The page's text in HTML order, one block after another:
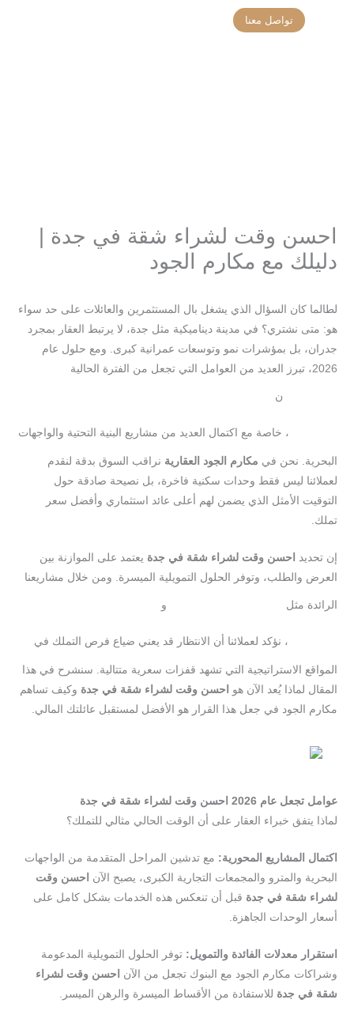
تواصل معنا
احسن وقت لشراء شقة في جدة |
دليلك مع مكارم الجود
لطالما كان السؤال الذي يشغل بال المستثمرين والعائلات على حد سواء
هو: متى نشتري؟ في مدينة ديناميكية مثل جدة، لا يرتبط العقار بمجرد
جدران، بل بمؤشرات نمو وتوسعات عمرانية كبرى. ومع حلول عام
2026، تبرز العديد من العوامل التي تجعل من الفترة الحالية
ن
، خاصة مع اكتمال العديد من مشاريع البنية التحتية والواجهات
البحرية. نحن في مكارم الجود العقارية نراقب السوق بدقة لنقدم
لعملائنا ليس فقط وحدات سكنية فاخرة، بل نصيحة صادقة حول
التوقيت الأمثل الذي يضمن لهم أعلى عائد استثماري وأفضل سعر
تملك.
إن تحديد احسن وقت لشراء شقة في جدة يعتمد على الموازنة بين
العرض والطلب، وتوفر الحلول التمويلية الميسرة. ومن خلال مشاريعنا
الرائدة مثل و
، نؤكد لعملائنا أن الانتظار قد يعني ضياع فرص التملك في
المواقع الاستراتيجية التي تشهد قفزات سعرية متتالية. سنشرح في هذا
المقال لماذا يُعد الآن هو
احسن وقت لشراء شقة في جدة وكيف تساهم
مكارم الجود في جعل هذا القرار هو الأفضل لمستقبل عائلتك المالي.
عوامل تجعل عام 2026 احسن وقت لشراء شقة في جدة
لماذا يتفق خبراء العقار على أن الوقت الحالي مثالي للتملك؟
اكتمال المشاريع المحورية: مع تدشين المراحل المتقدمة من الواجهات
البحرية والمترو والمجمعات التجارية الكبرى، يصبح الآن
احسن وقت
لشراء شقة في جدة قبل أن تنعكس هذه الخدمات بشكل كامل على
أسعار الوحدات الجاهزة.
استقرار معدلات الفائدة والتمويل: توفر الحلول التمويلية المدعومة
وشراكات مكارم الجود مع البنوك تجعل من الآن
احسن وقت لشراء
شقة في جدة للاستفادة من الأقساط الميسرة والرهن الميسر.